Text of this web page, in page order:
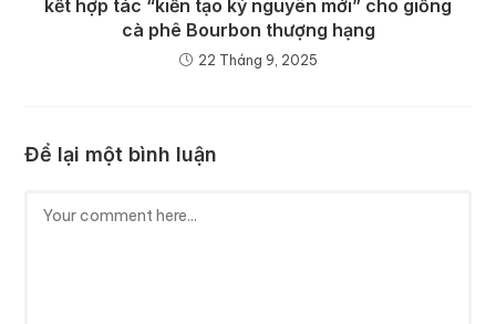
kết hợp tác “kiến tạo kỷ nguyên mới” cho giống
cà phê Bourbon thượng hạng
22 Tháng 9, 2025
Để lại một bình luận